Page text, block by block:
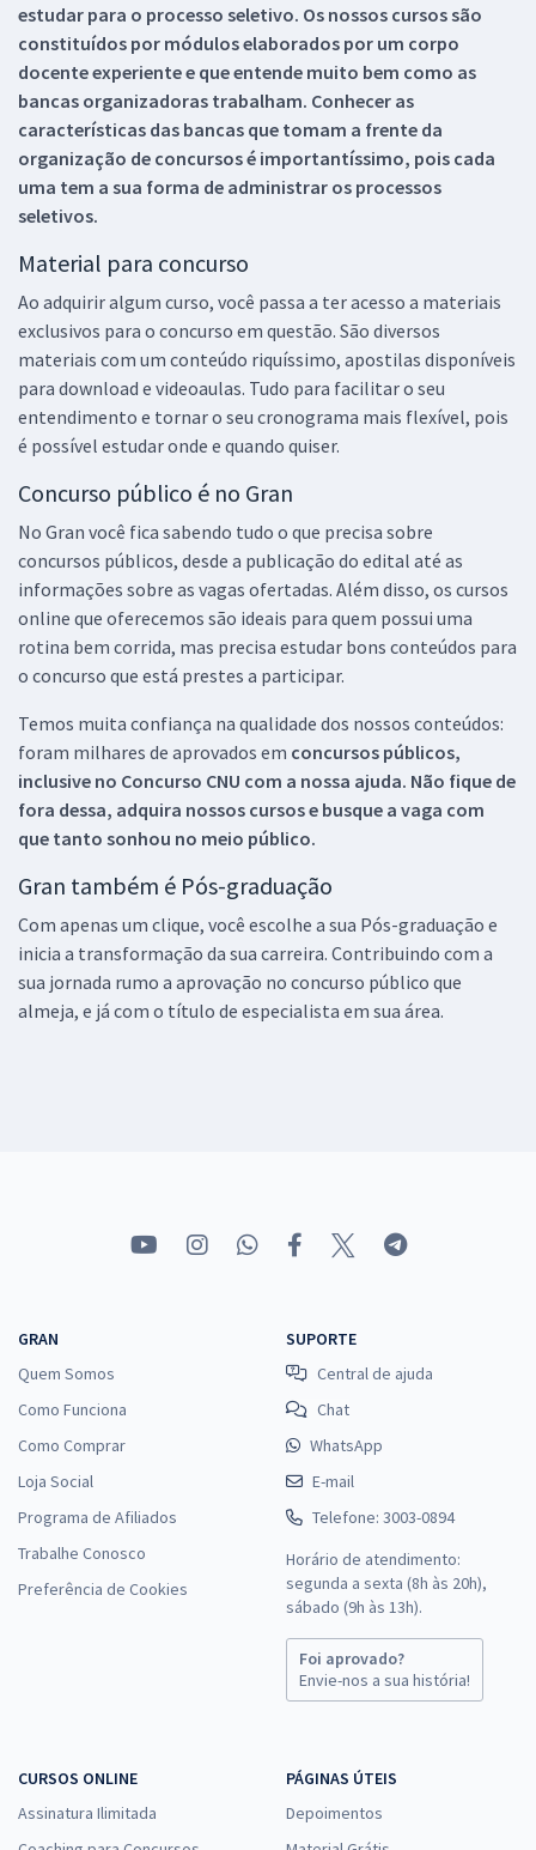
estudar para o processo seletivo. Os nossos cursos são
constituídos por módulos elaborados por um corpo
docente experiente e que entende muito bem como as
bancas organizadoras trabalham. Conhecer as
características das bancas que tomam a frente da
organização de concursos é importantíssimo, pois cada
uma tem a sua forma de administrar os processos
seletivos.
Material para concurso
Ao adquirir algum curso, você passa a ter acesso a materiais
exclusivos para o concurso em questão. São diversos
materiais com um conteúdo riquíssimo, apostilas disponíveis
para download e videoaulas. Tudo para facilitar o seu
entendimento e tornar o seu cronograma mais flexível, pois
é possível estudar onde e quando quiser.
Concurso público é no Gran
No Gran você fica sabendo tudo o que precisa sobre
concursos públicos, desde a publicação do edital até as
informações sobre as vagas ofertadas. Além disso, os cursos
online que oferecemos são ideais para quem possui uma
rotina bem corrida, mas precisa estudar bons conteúdos para
o concurso que está prestes a participar.
Temos muita confiança na qualidade dos nossos conteúdos:
foram milhares de aprovados em concursos públicos,
inclusive no Concurso CNU com a nossa ajuda. Não fique de
fora dessa, adquira nossos cursos e busque a vaga com
que tanto sonhou no meio público.
Gran também é Pós-graduação
Com apenas um clique, você escolhe a sua Pós-graduação e
inicia a transformação da sua carreira. Contribuindo com a
sua jornada rumo a aprovação no concurso público que
almeja, e já com o título de especialista em sua área.
GRAN
Quem Somos
Como Funciona
Como Comprar
Loja Social
Programa de Afiliados
Trabalhe Conosco
Preferência de Cookies
SUPORTE
Central de ajuda
Chat
WhatsApp
E-mail
Telefone: 3003-0894
Horário de atendimento:
segunda a sexta (8h às 20h),
sábado (9h às 13h).
Foi aprovado?
Envie-nos a sua história!
CURSOS ONLINE
Assinatura Ilimitada
PÁGINAS ÚTEIS
Depoimentos